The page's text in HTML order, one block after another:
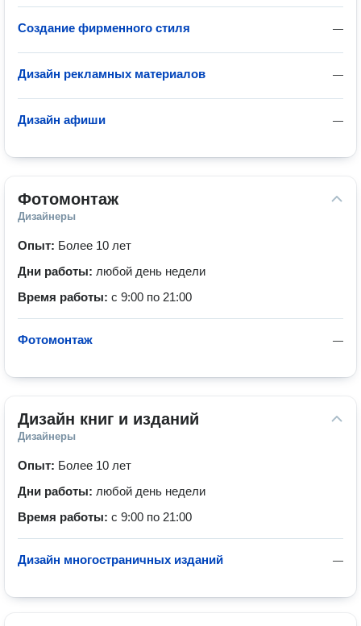
—
Создание фирменного стиля
—
Дизайн рекламных материалов
—
Дизайн афиши
Фотомонтаж
Дизайнеры
Опыт: Более 10 лет
Дни работы: любой день недели
Время работы: с 9:00 по 21:00
—
Фотомонтаж
Дизайн книг и изданий
Дизайнеры
Опыт: Более 10 лет
Дни работы: любой день недели
Время работы: с 9:00 по 21:00
—
Дизайн многостраничных изданий